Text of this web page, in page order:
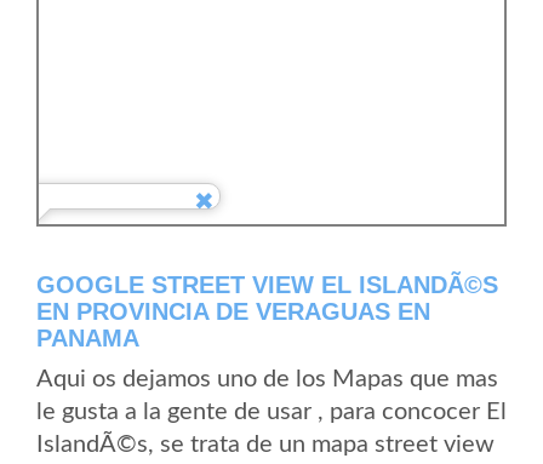
GOOGLE STREET VIEW EL ISLANDÃ©S
EN PROVINCIA DE VERAGUAS EN
PANAMA
Aqui os dejamos uno de los Mapas que mas
le gusta a la gente de usar , para concocer El
IslandÃ©s, se trata de un mapa street view